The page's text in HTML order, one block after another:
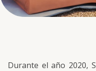
Durante el año 2020,